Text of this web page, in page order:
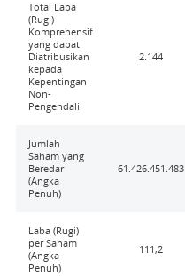
Total Laba
(Rugi)
Komprehensif
yang dapat
Diatribusikan
kepada
Kepentingan
Non-
Pengendali
2.144
Jumlah
Saham yang
Beredar
(Angka
Penuh)
61.426.451.483
Laba (Rugi)
per Saham
(Angka
Penuh)
111,2